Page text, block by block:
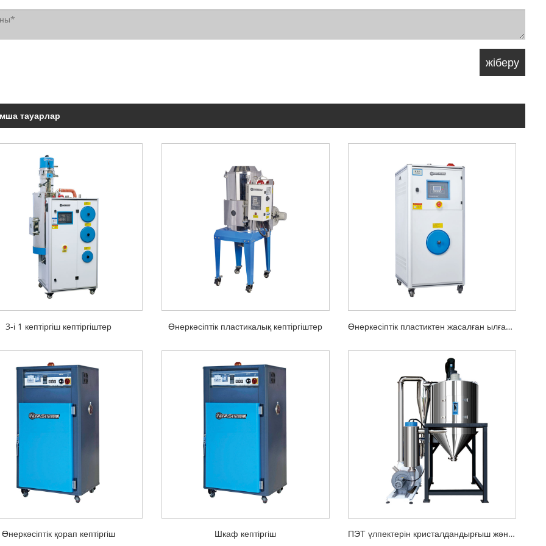
тауарлар
3-і 1 кептіргіш кептіргіштер Өнеркәсіптік пластикалық кептіргіштер Өнеркәсіптік пластиктен жасалған ылғалдандырғыштар
Өнеркәсіптік қорап кептіргіш Шкаф кептіргіш ПЭТ үлпектерін кристалдандырғыш және кептіргіш